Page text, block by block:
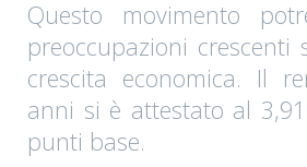
Questo movimento
preoccupazioni crescenti
crescita economica. Il
anni si è attestato al
punti base.